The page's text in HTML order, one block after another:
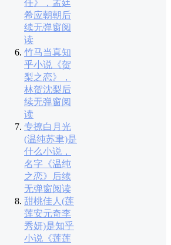
任》，孟廷
希应朝朝后
续无弹窗阅
读
竹马当真知
乎小说《贺
梨之恋》，
林贺沈梨后
续无弹窗阅
读
专撩白月光
(温纯苏聿)是
什么小说，
名字《温纯
之恋》后续
无弹窗阅读
甜桃佳人(莲
莲安元奇李
秀妍)是知乎
小说《莲莲